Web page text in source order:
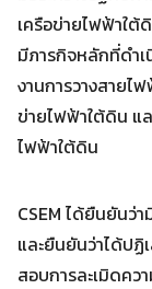
for:
เครือข่ายไฟฟ้าใ
มีภารกิจหลักที่ดำเ
งานการวางสายไ
ข่ายไฟฟ้าใต้ดิน แ
ไฟฟ้าใต้ดิน
CSEM ได้ยืนยันว่
และยืนยันว่าได้ปฏิ
สอบการละเมิดค